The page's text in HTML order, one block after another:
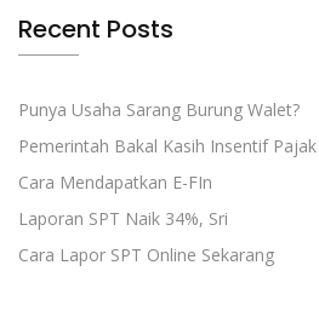
Recent Posts
Punya Usaha Sarang Burung Walet?
Pemerintah Bakal Kasih Insentif Pajak
Cara Mendapatkan E-FIn
Laporan SPT Naik 34%, Sri
Cara Lapor SPT Online Sekarang